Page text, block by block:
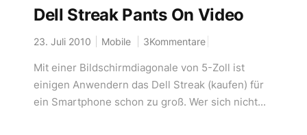
Dell Streak Pants On Video
23. Juli 2010 Mobile 3Kommentare
Mit einer Bildschirmdiagonale von 5-Zoll ist
einigen Anwendern das Dell Streak (kaufen) für
ein Smartphone schon zu groß. Wer sich nicht...